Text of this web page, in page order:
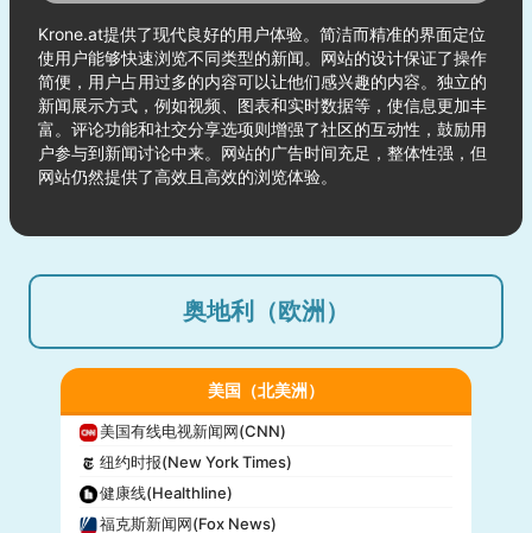
Krone.at提供了现代良好的用户体验。简洁而精准的界面定位
使用户能够快速浏览不同类型的新闻。网站的设计保证了操作
简便，用户占用过多的内容可以让他们感兴趣的内容。独立的
新闻展示方式，例如视频、图表和实时数据等，使信息更加丰
富。评论功能和社交分享选项则增强了社区的互动性，鼓励用
户参与到新闻讨论中来。网站的广告时间充足，整体性强，但
网站仍然提供了高效且高效的浏览体验。
奥地利（欧洲）
美国（北美洲）
美国有线电视新闻网(CNN)
纽约时报(New York Times)
健康线(Healthline)
福克斯新闻网(Fox News)